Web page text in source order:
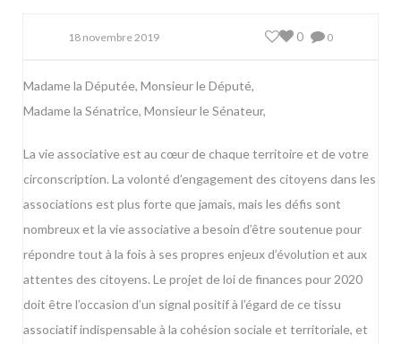
18 novembre 2019 0
0
Madame la Députée, Monsieur le Député,
Madame la Sénatrice, Monsieur le Sénateur,
La vie associative est au cœur de chaque territoire et de votre
circonscription. La volonté d’engagement des citoyens dans les
associations est plus forte que jamais, mais les défis sont
nombreux et la vie associative a besoin d’être soutenue pour
répondre tout à la fois à ses propres enjeux d’évolution et aux
attentes des citoyens. Le projet de loi de finances pour 2020
doit être l’occasion d’un signal positif à l’égard de ce tissu
associatif indispensable à la cohésion sociale et territoriale, et